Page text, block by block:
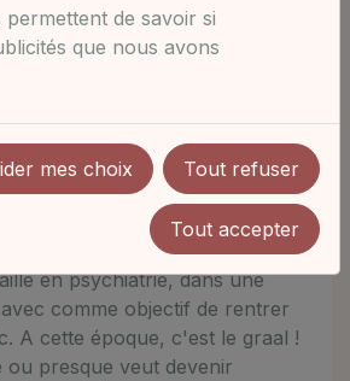
à Doula
en avril 2002, je suis
je serai infirmière jusqu'à ma
en psychiatrie, dans une
comme objectif de rentrer
A cette époque, c'est le graal !
ou presque veut devenir
possible.de savoir si
que nous avons
été pertinentes.
mes choix Tout refuser
Tout accepter